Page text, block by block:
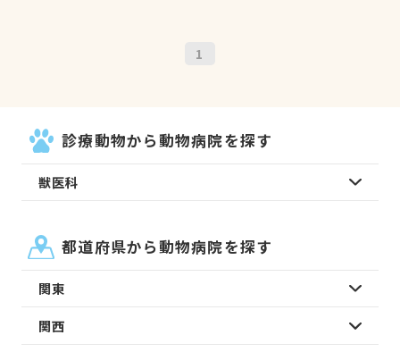
1
診療動物から動物病院を探す
獣医科
都道府県から動物病院を探す
関東
関西